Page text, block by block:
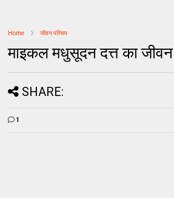
Home जीवन परिचय
माइकल मधुसूदन दत्त का
SHARE:
1